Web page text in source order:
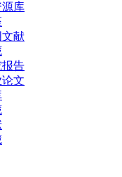
库
文献
告
文